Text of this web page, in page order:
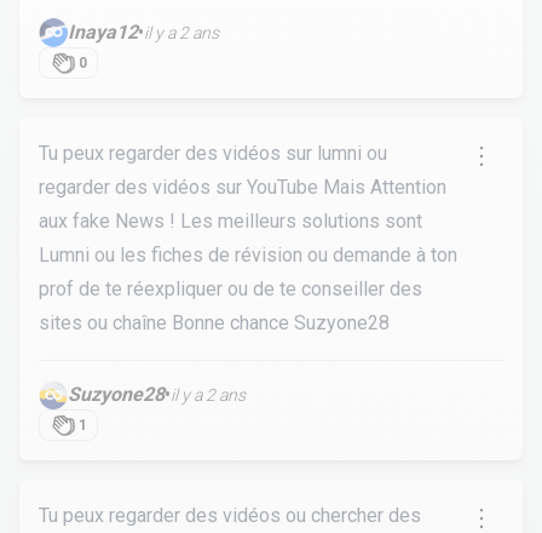
Inaya12•il y a 2 ans
0
Tu peux regarder des vidéos sur lumni ou
regarder des vidéos sur YouTube Mais Attention
aux fake News ! Les meilleurs solutions sont
Lumni ou les fiches de révision ou demande à ton
prof de te réexpliquer ou de te conseiller des
sites ou chaîne Bonne chance Suzyone28
Suzyone28•il y a 2 ans
1
Tu peux regarder des vidéos ou chercher des